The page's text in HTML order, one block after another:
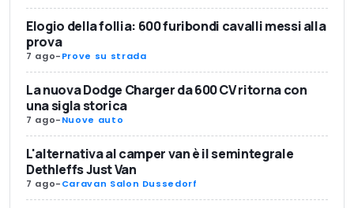
Elogio della follia: 600 furibondi cavalli messi alla
prova
7 ago-Prove su strada
La nuova Dodge Charger da 600 CV ritorna con
una sigla storica
7 ago-Nuove auto
L'alternativa al camper van è il semintegrale
Dethleffs Just Van
7 ago-Caravan Salon Dussedorf